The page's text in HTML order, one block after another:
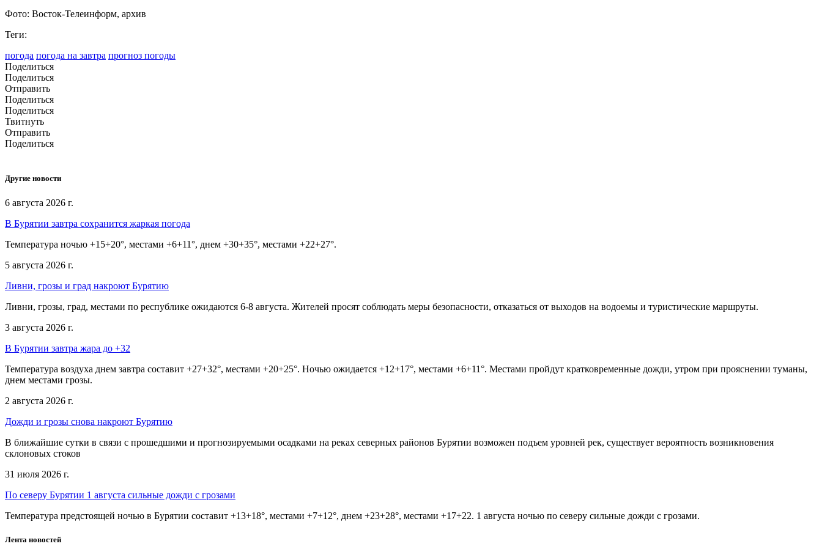
Фото: Восток-Телеинформ, архив
Теги:
погода погода на завтра прогноз погоды
Поделиться
Поделиться
Отправить
Поделиться
Поделиться
Твитнуть
Отправить
Поделиться
Другие новости
6 августа 2026 г.
В Бурятии завтра сохранится жаркая погода
Температура ночью +15+20°, местами +6+11°, днем +30+35°, местами +22+27°.
5 августа 2026 г.
Ливни, грозы и град накроют Бурятию
Ливни, грозы, град, местами по республике ожидаются 6-8 августа. Жителей просят соблюдать меры безопасности, отказаться от выходов на водоемы и туристические маршруты.
3 августа 2026 г.
В Бурятии завтра жара до +32
Температура воздуха днем завтра составит +27+32°, местами +20+25°. Ночью ожидается +12+17°, местами +6+11°. Местами пройдут кратковременные дожди, утром при прояснении туманы,
днем местами грозы.
2 августа 2026 г.
Дожди и грозы снова накроют Бурятию
В ближайшие сутки в связи с прошедшими и прогнозируемыми осадками на реках северных районов Бурятии возможен подъем уровней рек, существует вероятность возникновения
склоновых стоков
31 июля 2026 г.
По северу Бурятии 1 августа сильные дожди с грозами
Температура предстоящей ночью в Бурятии составит +13+18°, местами +7+12°, днем +23+28°, местами +17+22. 1 августа ночью по северу сильные дожди с грозами.
Лента новостей